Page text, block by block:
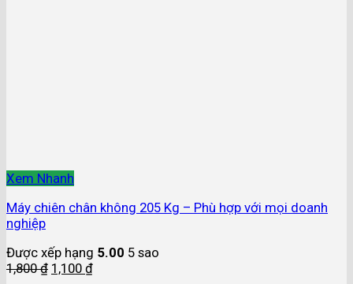
Xem Nhanh
Máy chiên chân không 205 Kg – Phù hợp với mọi doanh
nghiệp
Được xếp hạng 5.00 5 sao
1,800₫ 1,100 ₫